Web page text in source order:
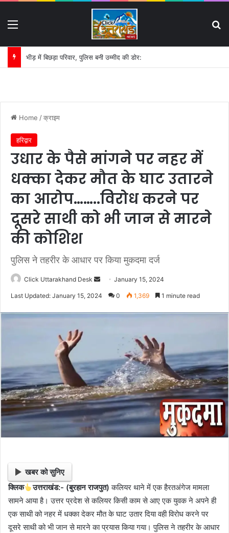
गिरफ्तार लोगों की परेड और मीडिया ट्रायल पर हाईकोर्ट का सख्त रुख:
Home /क्राइम
हरिद्वार
उधार के पैसे मांगने पर नहर में
धक्का देकर मौत के घाट उतारने
का आरोप……..विरोध करने पर
दूसरे साथी को भी जान से मारने
की कोशिश
पुलिस ने तहरीर के आधार पर किया मुकदमा दर्ज
Click Uttarakhand Desk
e
a
i
l
January 15, 2024
Last Updated: January 15, 2024 0 1,369 1 minute read
खबर को सुनिए
क्लिक
उत्तराखंड:- (बुरहान राजपुत) कलियर थाने में एक हैरतअंगेज मामला
सामने आया है। उत्तर प्रदेश से कलियर किसी काम से आए एक युवक ने अपने ही
एक साथी को नहर में धक्का देकर मौत के घाट उतार दिया वही विरोध करने पर
दूसरे साथी को भी जान से मारने का प्रयास किया गया। पुलिस ने तहरीर के आधार